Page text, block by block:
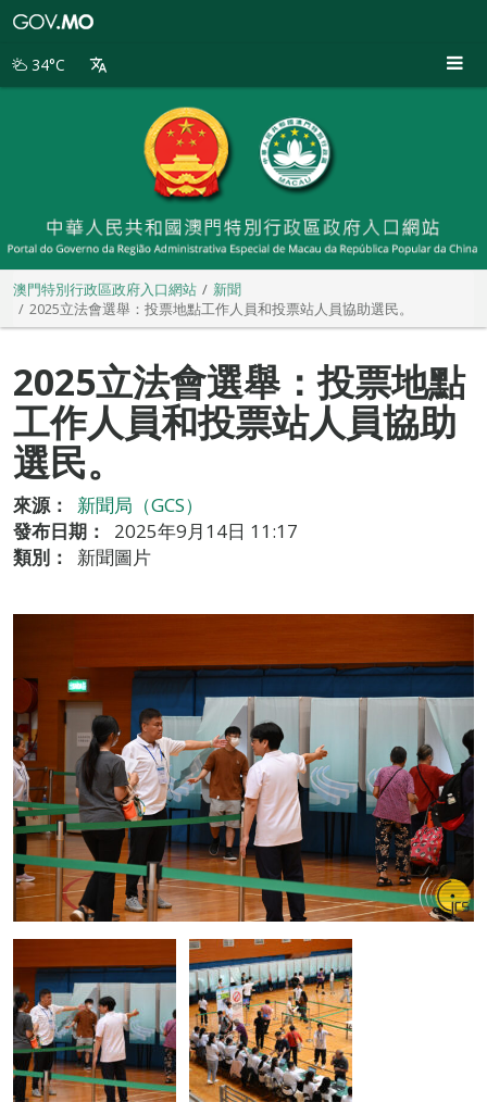
別
34°C
澳門特別行政區政府入口網站
新聞
2025立法會選舉：投票地點工作人員和投票站人員協助選民。
2025立法會選舉：投票地點
工作人員和投票站人員協助
選民。
來源：
新聞局（GCS）
發布日期：
2025年9月14日 11:17
類別：
新聞圖片